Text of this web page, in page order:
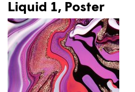
Liquid 1, Poster